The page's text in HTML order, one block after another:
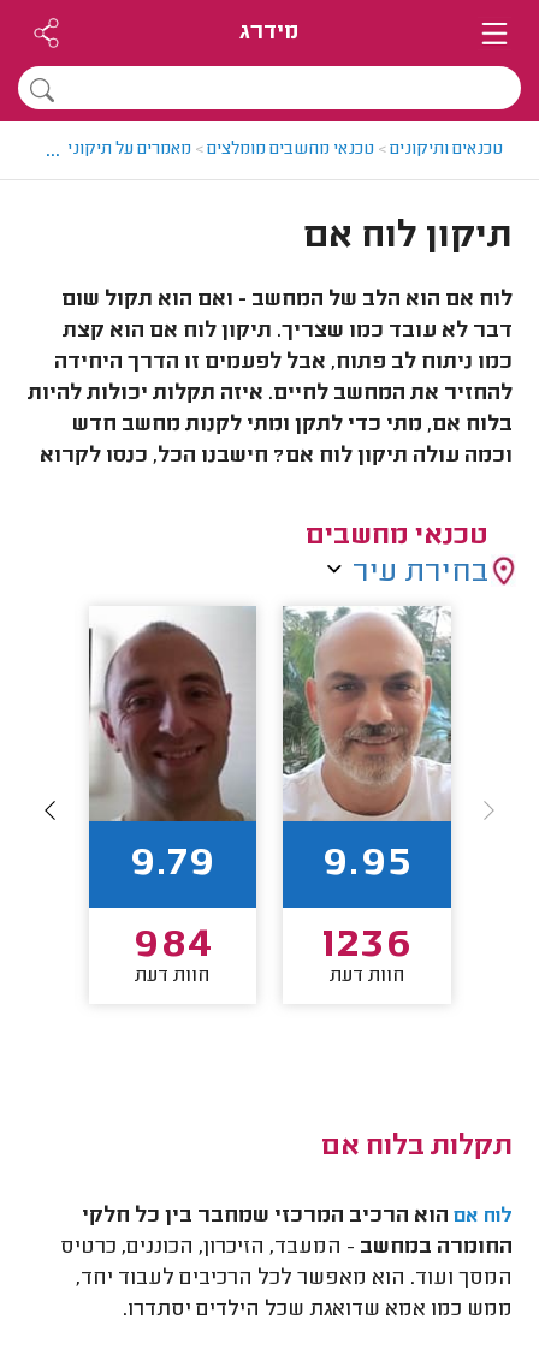
מידרג
טכנאים ותיקונים> טכנאי מחשבים מומלצים> מאמרים על תיקוני מחשבים
...
תיקון לוח אם
לוח אם הוא הלב של המחשב - ואם הוא תקול שום
דבר לא עובד כמו שצריך. תיקון לוח אם הוא קצת
כמו ניתוח לב פתוח, אבל לפעמים זו הדרך היחידה
להחזיר את המחשב לחיים. איזה תקלות יכולות להיות
בלוח אם, מתי כדי לתקן ומתי לקנות מחשב חדש
וכמה עולה תיקון לוח אם? חישבנו הכל, כנסו לקרוא
טכנאי מחשבים
בחירת עיר
9.95
1236
חוות דעת
9.79
984
חוות דעת
תקלות בלוח אם
לוח אם הוא הרכיב המרכזי שמחבר בין כל חלקי
החומרה במחשב - המעבד, הזיכרון, הכוננים, כרטיס
המסך ועוד. הוא מאפשר לכל הרכיבים לעבוד יחד,
ממש כמו אמא שדואגת שכל הילדים יסתדרו.